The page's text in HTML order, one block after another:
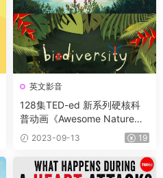
英文影音
128集TED-ed 新系列硬核科
普动画《Awesome Nature》
了不起的自然 带外挂字幕文件
2023-09-13 19